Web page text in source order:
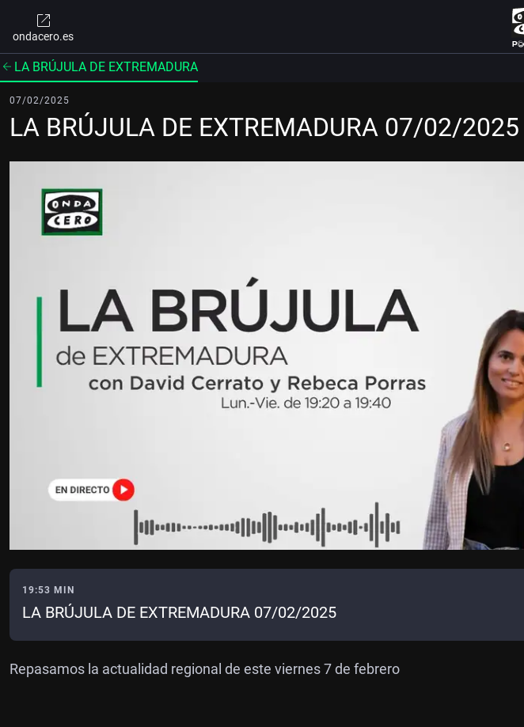
ondacero.es
LA BRÚJULA DE EXTREMADURA
07/02/2025
LA BRÚJULA DE EXTREMADURA 07/02/2025
19:53 MIN
LA BRÚJULA DE EXTREMADURA 07/02/2025
Repasamos la actualidad regional de este viernes 7 de febrero